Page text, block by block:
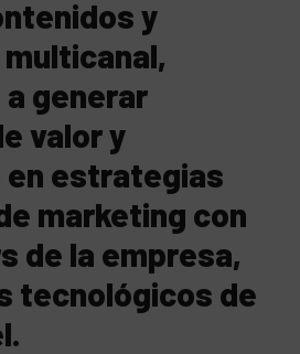
y
generar
valor y
estrategias
marketing con
de la empresa,
tecnológicos de